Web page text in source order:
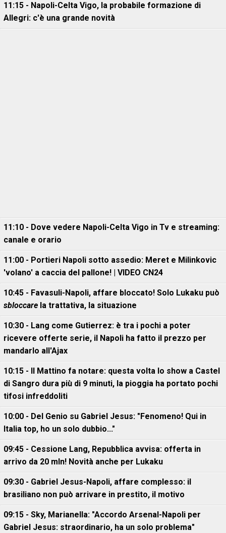
11:15 - Napoli-Celta Vigo, la probabile formazione di
Allegri: c'è una grande novità
11:10 - Dove vedere Napoli-Celta Vigo in Tv e streaming:
canale e orario
11:00 - Portieri Napoli sotto assedio: Meret e Milinkovic
'volano' a caccia del pallone! | VIDEO CN24
10:45 - Favasuli-Napoli, affare bloccato! Solo Lukaku può
sbloccare la trattativa, la situazione
10:30 - Lang come Gutierrez: è tra i pochi a poter
ricevere offerte serie, il Napoli ha fatto il prezzo per
mandarlo all'Ajax
10:15 - Il Mattino fa notare: questa volta lo show a Castel
di Sangro dura più di 9 minuti, la pioggia ha portato pochi
tifosi infreddoliti
10:00 - Del Genio su Gabriel Jesus: "Fenomeno! Qui in
Italia top, ho un solo dubbio..."
09:45 - Cessione Lang, Repubblica avvisa: offerta in
arrivo da 20 mln! Novità anche per Lukaku
09:30 - Gabriel Jesus-Napoli, affare complesso: il
brasiliano non può arrivare in prestito, il motivo
09:15 - Sky, Marianella: "Accordo Arsenal-Napoli per
Gabriel Jesus: straordinario, ha un solo problema"